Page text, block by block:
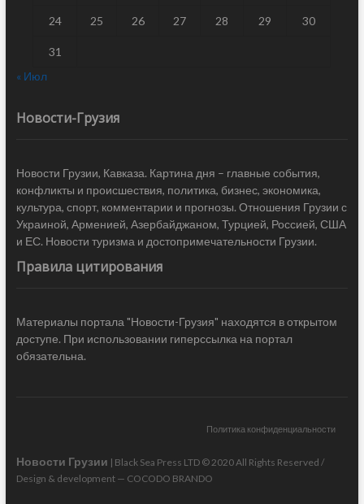
24 25 26 27 28 29 30
31
« Июл
Новости-Грузия
Новости Грузии, Кавказа. Картина дня – главные события,
конфликты и происшествия, политика, бизнес, экономика,
культура, спорт, комментарии и прогнозы. Отношения Грузии с
Украиной, Арменией, Азербайджаном, Турцией, Россией, США
и ЕС. Новости туризма и достопримечательности Грузии.
Правила цитирования
Материалы портала "Новости-Грузия" находятся в открытом
доступе. При использовании гиперссылка на портал
обязательна.
Политика конфиденциальности
Новости Грузии | Black Sea Press LTD © 2020 All Rights Reserved /
Design & development — COCODO BRANDO